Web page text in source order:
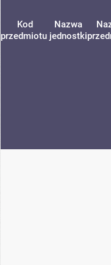
Kod
przedmiotu
Nazwa
jednostki